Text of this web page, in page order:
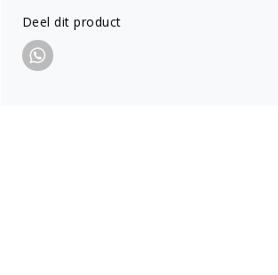
Deel dit product